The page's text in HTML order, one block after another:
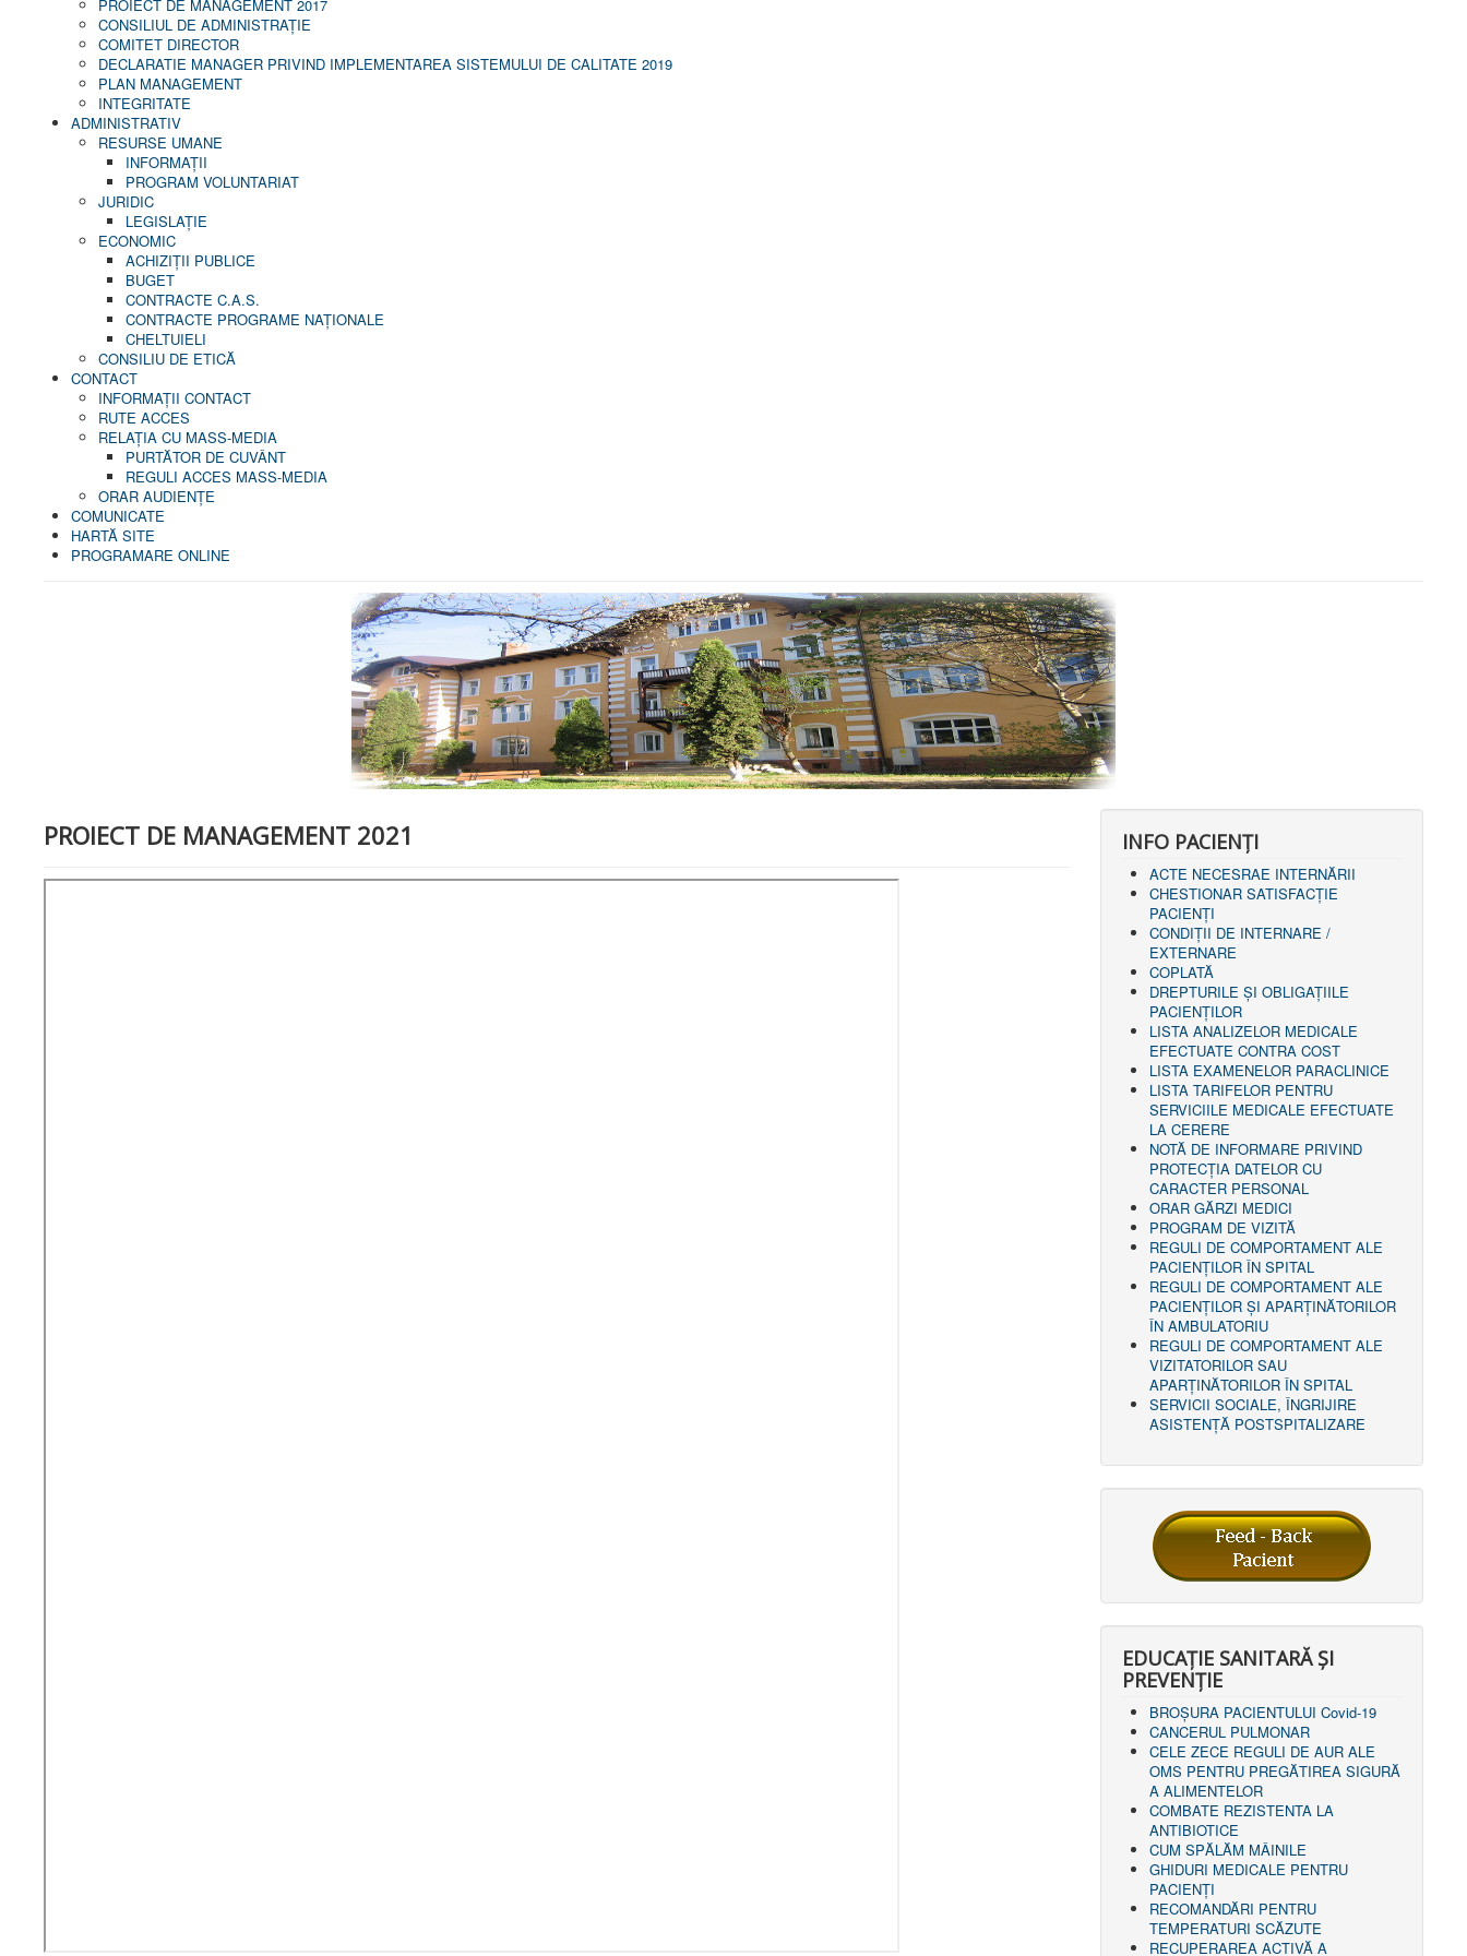
PROIECT DE MANAGEMENT 2017
CONSILIUL DE ADMINISTRAŢIE
COMITET DIRECTOR
DECLARATIE MANAGER PRIVIND IMPLEMENTAREA SISTEMULUI DE CALITATE 2019
PLAN MANAGEMENT
INTEGRITATE
ADMINISTRATIV
RESURSE UMANE
INFORMAŢII
PROGRAM VOLUNTARIAT
JURIDIC
LEGISLAȚIE
ECONOMIC
ACHIZIŢII PUBLICE
BUGET
CONTRACTE C.A.S.
CONTRACTE PROGRAME NAȚIONALE
CHELTUIELI
CONSILIU DE ETICĂ
CONTACT
INFORMAŢII CONTACT
RUTE ACCES
RELAȚIA CU MASS-MEDIA
PURTĂTOR DE CUVÂNT
REGULI ACCES MASS-MEDIA
ORAR AUDIENŢE
COMUNICATE
HARTĂ SITE
PROGRAMARE ONLINE
PROIECT DE MANAGEMENT 2021 INFO PACIENŢI
ACTE NECESRAE INTERNĂRII
CHESTIONAR SATISFACŢIE
PACIENŢI
CONDIȚII DE INTERNARE /
EXTERNARE
COPLATĂ
DREPTURILE ŞI OBLIGAŢIILE
PACIENȚILOR
LISTA ANALIZELOR MEDICALE
EFECTUATE CONTRA COST
LISTA EXAMENELOR PARACLINICE
LISTA TARIFELOR PENTRU
SERVICIILE MEDICALE EFECTUATE
LA CERERE
NOTĂ DE INFORMARE PRIVIND
PROTECŢIA DATELOR CU
CARACTER PERSONAL
ORAR GĂRZI MEDICI
PROGRAM DE VIZITĂ
REGULI DE COMPORTAMENT ALE
PACIENȚILOR ÎN SPITAL
REGULI DE COMPORTAMENT ALE
PACIENȚILOR ȘI APARȚINĂTORILOR
ÎN AMBULATORIU
REGULI DE COMPORTAMENT ALE
VIZITATORILOR SAU
APARȚINĂTORILOR ÎN SPITAL
SERVICII SOCIALE, ÎNGRIJIRE
ASISTENŢĂ POSTSPITALIZARE
EDUCAȚIE SANITARĂ ȘI
PREVENȚIE
BROȘURA PACIENTULUI Covid-19
CANCERUL PULMONAR
CELE ZECE REGULI DE AUR ALE
OMS PENTRU PREGĂTIREA SIGURĂ
A ALIMENTELOR
COMBATE REZISTENTA LA
ANTIBIOTICE
CUM SPĂLĂM MÂINILE
GHIDURI MEDICALE PENTRU
PACIENȚI
RECOMANDĂRI PENTRU
TEMPERATURI SCĂZUTE
RECUPERAREA ACTIVĂ A